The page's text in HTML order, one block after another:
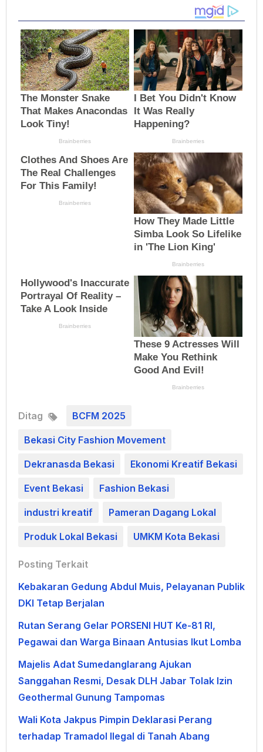
Ditag BCFM 2025
Bekasi City Fashion Movement
Dekranasda Bekasi Ekonomi Kreatif Bekasi
Event Bekasi Fashion Bekasi
industri kreatif Pameran Dagang Lokal
Produk Lokal Bekasi UMKM Kota Bekasi
Posting Terkait
Kebakaran Gedung Abdul Muis, Pelayanan Publik
DKI Tetap Berjalan
Rutan Serang Gelar PORSENI HUT Ke-81 RI,
Pegawai dan Warga Binaan Antusias Ikut Lomba
Majelis Adat Sumedanglarang Ajukan
Sanggahan Resmi, Desak DLH Jabar Tolak Izin
Geothermal Gunung Tampomas
Wali Kota Jakpus Pimpin Deklarasi Perang
terhadap Tramadol Ilegal di Tanah Abang